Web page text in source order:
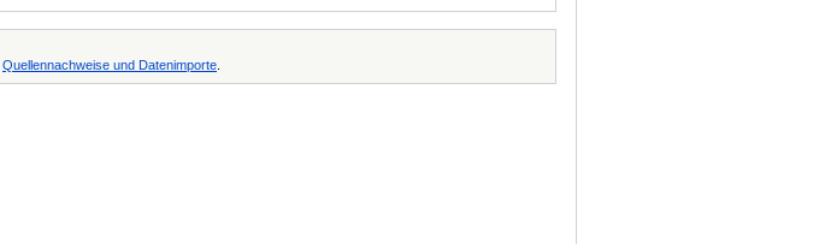
Quellennachweise und Datenimporte